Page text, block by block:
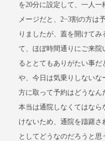
を20分に設定して、一人
メージだと、2−3割の方は
りましたが、蓋を開けて
て、ほぼ時間通りにご来
るととてもありがたい事
や、今日は気乗りしないな
方に取って予約はどうな
本当は通院しなくてはな
けないため、通院を躊躇
としてどうなのだろうと